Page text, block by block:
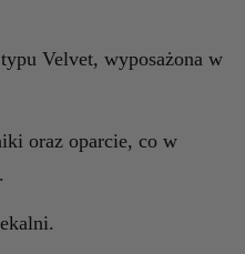
Velvet, wyposażona w
oraz oparcie, co w